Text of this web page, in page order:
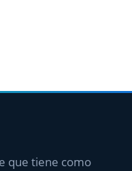
que tiene como